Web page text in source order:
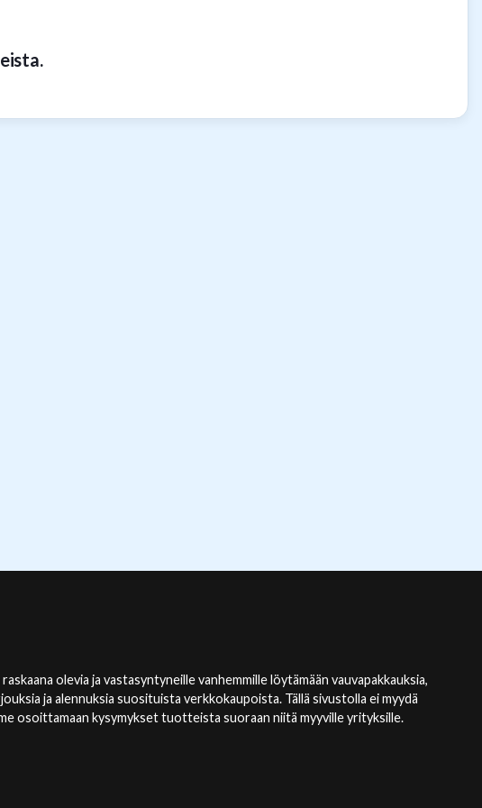
olevia ja vastasyntyneille vanhemmille löytämään vauvapakkauksia,
ja alennuksia suosituista verkkokaupoista. Tällä sivustolla ei myydä
osoittamaan kysymykset tuotteista suoraan niitä myyville yrityksille.